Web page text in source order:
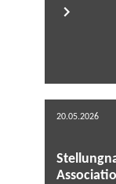
20.05.2026